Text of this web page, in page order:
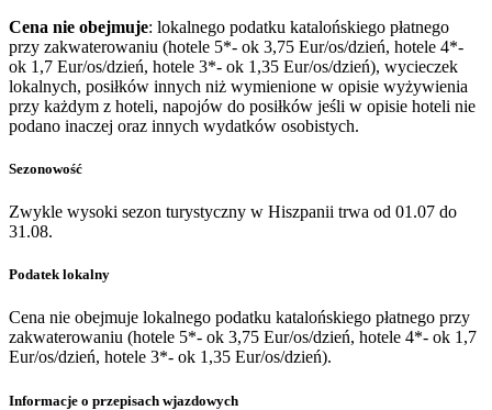
Cena nie obejmuje: lokalnego podatku katalońskiego płatnego
przy zakwaterowaniu (hotele 5*- ok 3,75 Eur/os/dzień, hotele 4*-
ok 1,7 Eur/os/dzień, hotele 3*- ok 1,35 Eur/os/dzień), wycieczek
lokalnych, posiłków innych niż wymienione w opisie wyżywienia
przy każdym z hoteli, napojów do posiłków jeśli w opisie hoteli nie
podano inaczej oraz innych wydatków osobistych.
Sezonowość
Zwykle wysoki sezon turystyczny w Hiszpanii trwa od 01.07 do
31.08.
Podatek lokalny
Cena nie obejmuje lokalnego podatku katalońskiego płatnego przy
zakwaterowaniu (hotele 5*- ok 3,75 Eur/os/dzień, hotele 4*- ok 1,7
Eur/os/dzień, hotele 3*- ok 1,35 Eur/os/dzień).
Informacje o przepisach wjazdowych